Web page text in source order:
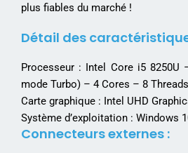
plus fiables du marché !
Détail des
Processeur : Intel Core i5 8250U
mode Turbo) – 4 Cores – 8
Carte graphique : Intel UHD
Système d’exploitation : Windows
Connecteurs externes :